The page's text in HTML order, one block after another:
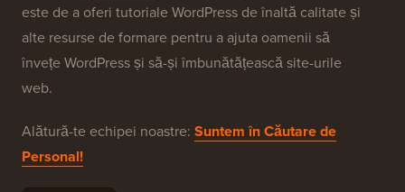
este de a oferi tutoriale WordPress de înaltă calitate și
alte resurse de formare pentru a ajuta oamenii să
învețe WordPress și să-și îmbunătățească site-urile
web.
Alătură-te echipei noastre: Suntem în Căutare de
Personal!